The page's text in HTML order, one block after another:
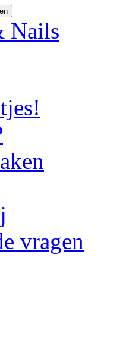
Nails
vragen